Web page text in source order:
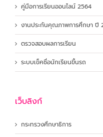
คู่มือการเรียนออนไลน์ 2564
งานประกันคุณภาพการศึกษา ปี
ตรวจสอบผลการเรียน
ระบบเข็คชื่อนักเรียนขึ้นรถ
เว็บลิงก์
กระทรวงศึกษาธิการ